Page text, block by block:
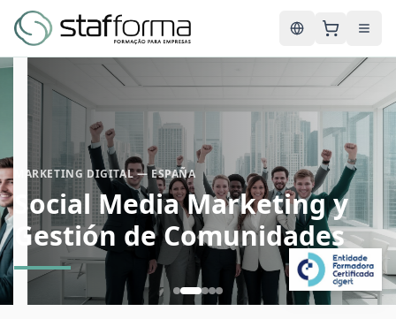
English
MARKETING DIGITAL — ESPAÑA
Social Media Marketing y
Gestión de Comunidades